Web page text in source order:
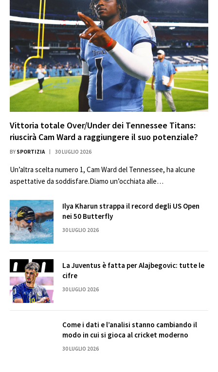
Vittoria totale Over/Under dei Tennessee Titans:
riuscirà Cam Ward a raggiungere il suo potenziale?
BY SPORTIZIA 30 LUGLIO 2026
Un’altra scelta numero 1, Cam Ward del Tennessee, ha alcune
aspettative da soddisfare.Diamo un’occhiata alle…
Ilya Kharun strappa il record degli US Open
nei 50 Butterfly
30 LUGLIO 2026
La Juventus è fatta per Alajbegovic: tutte le
cifre
30 LUGLIO 2026
Come i dati e l’analisi stanno cambiando il
modo in cui si gioca al cricket moderno
30 LUGLIO 2026